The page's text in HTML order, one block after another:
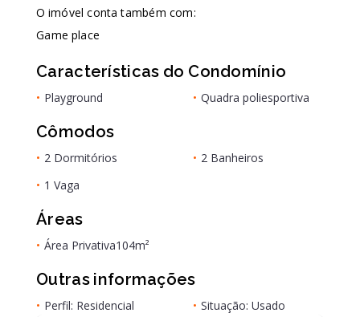
O imóvel conta também com:
Game place
Características do Condomínio
• Playground • Quadra poliesportiva
Cômodos
• 2 Dormitórios • 2 Banheiros
• 1 Vaga
Áreas
• Área Privativa104m²
Outras informações
• Perfil: Residencial • Situação: Usado